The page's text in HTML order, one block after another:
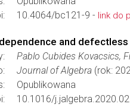
10.4064/bc121-9 - link do
and
Pablo Cubides Kovacsics,
Journal of Algebra (rok:
Opublikowana
10.1016/